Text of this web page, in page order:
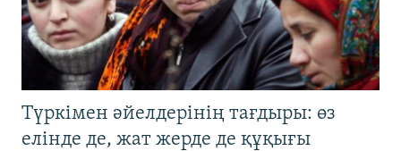
Түркімен әйелдерінің тағдыры: өз
елінде де, жат жерде де құқығы